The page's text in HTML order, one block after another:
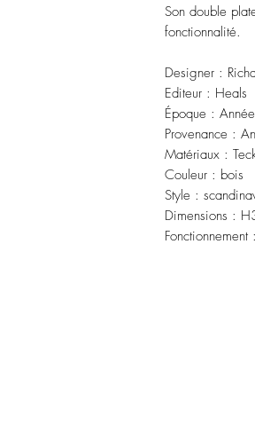
Son double
fonctionnalité.
Designer :
Editeur : Heals
Époque :
Provenance :
Matériaux :
Couleur : bois
Style :
Dimensions :